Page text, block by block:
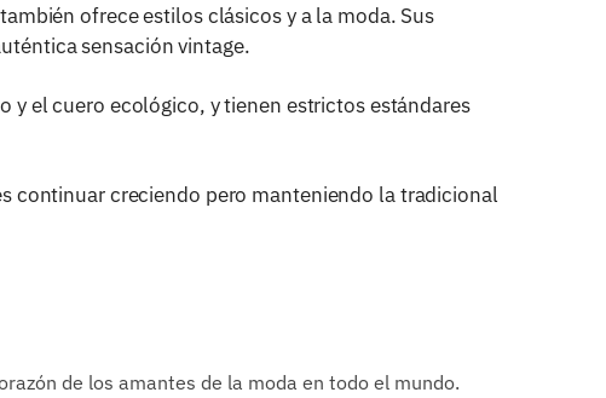
ofrece estilos clásicos y a la moda. Sus
sensación vintage.
y el cuero ecológico, y tienen estrictos estándares
continuar creciendo pero manteniendo la tradicional
de los amantes de la moda en todo el mundo.